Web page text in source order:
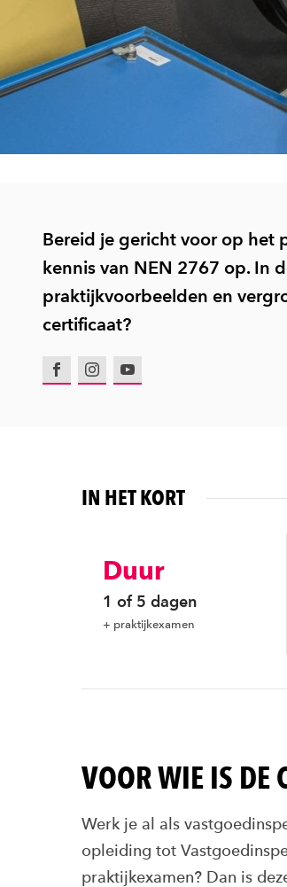
Bereid je gericht voor op het
kennis van NEN 2767 op. In
praktijkvoorbeelden en
certificaat?
FacebookInstagramYoutube
IN HET KORT
Duur
1 of 5 dagen
+ praktijkexamen
VOOR WIE IS DE
Werk je al als
opleiding tot
praktijkexamen? Dan is